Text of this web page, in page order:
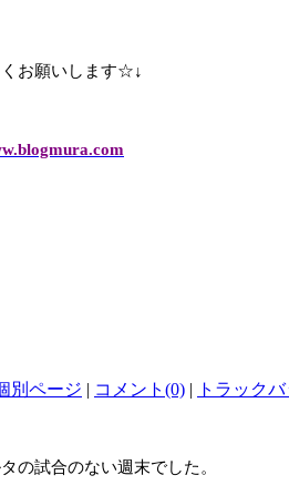
お願いします☆↓
別ページ | コメント(0) | トラック
の試合のない週末でした。